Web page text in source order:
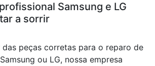
Samsung e LG
a sorrir
das peças corretas para o reparo de
ou LG, nossa empresa